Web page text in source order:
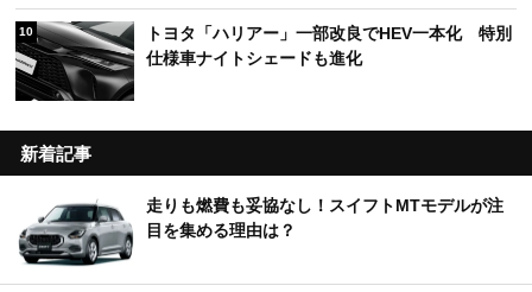
10
トヨタ「ハリアー」一部改良でHEV一本化 特別
仕様車ナイトシェードも進化
新着記事
走りも燃費も妥協なし！スイフトMTモデルが注
目を集める理由は？